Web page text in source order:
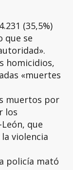
(35,5%)
que se
homicidios,
«muertes
muertos por
los
que
violencia
policía mató